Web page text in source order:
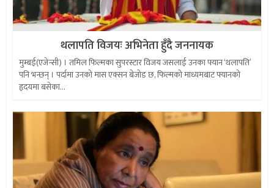
थलापति विजयः अभिनेता हुँदै जननायक
मुम्बई(एजेन्सी) । तमिल फिल्मका सुपरस्टार विजय जसलाई उनका फ्यान ‘थलापति’
पनि भन्छन् । पर्दामा उनको मास एक्सन बेजोड छ, फिल्मको माध्यमबाट फ्यानको
हृदयमा बसेका...